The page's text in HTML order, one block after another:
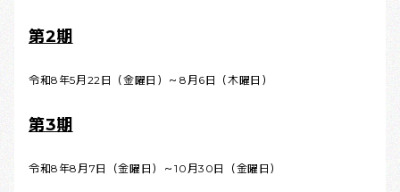
第2期
令和8年5月22日（金曜日）～8月6日（木曜日）
第3期
令和8年8月7日（金曜日）～10月30日（金曜日）